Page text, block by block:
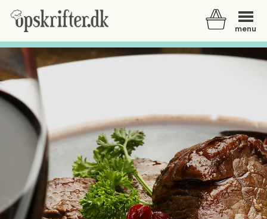
menu
Der er ingen varer i din kurv.